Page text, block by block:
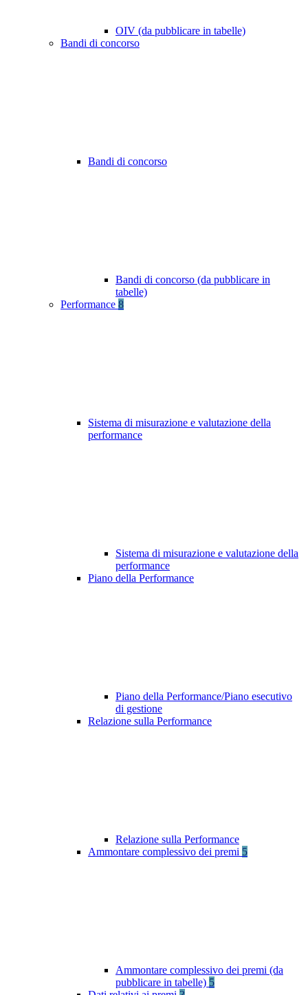
OIV (da pubblicare in tabelle)
Bandi di concorso
Bandi di concorso
Bandi di concorso (da pubblicare in
tabelle)
Performance 8
Sistema di misurazione e valutazione della
performance
Sistema di misurazione e valutazione della
performance
Piano della Performance
Piano della Performance/Piano esecutivo
di gestione
Relazione sulla Performance
Relazione sulla Performance
Ammontare complessivo dei premi 5
Ammontare complessivo dei premi (da
pubblicare in tabelle) 5